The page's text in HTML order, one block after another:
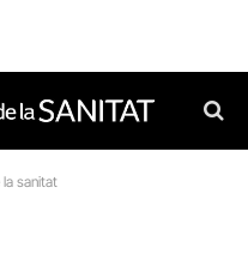
la sanitat